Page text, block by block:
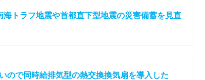
海トラフ地震や首都直下型地震の災害備蓄を見直
ので同時給排気型の熱交換換気扇を導入した